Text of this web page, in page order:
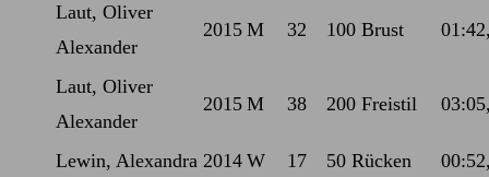
Laut, Oliver
Alexander
2015 M 32 100 Brust
Laut, Oliver
Alexander
2015 M 38 200 Freistil
Lewin, Alexandra 2014 W 17 50 Rücken